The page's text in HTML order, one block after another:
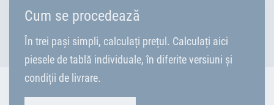
Cum se procedează
În trei pași simpli, calculați prețul. Calculați aici
piesele de tablă individuale, în diferite versiuni și
condiții de livrare.